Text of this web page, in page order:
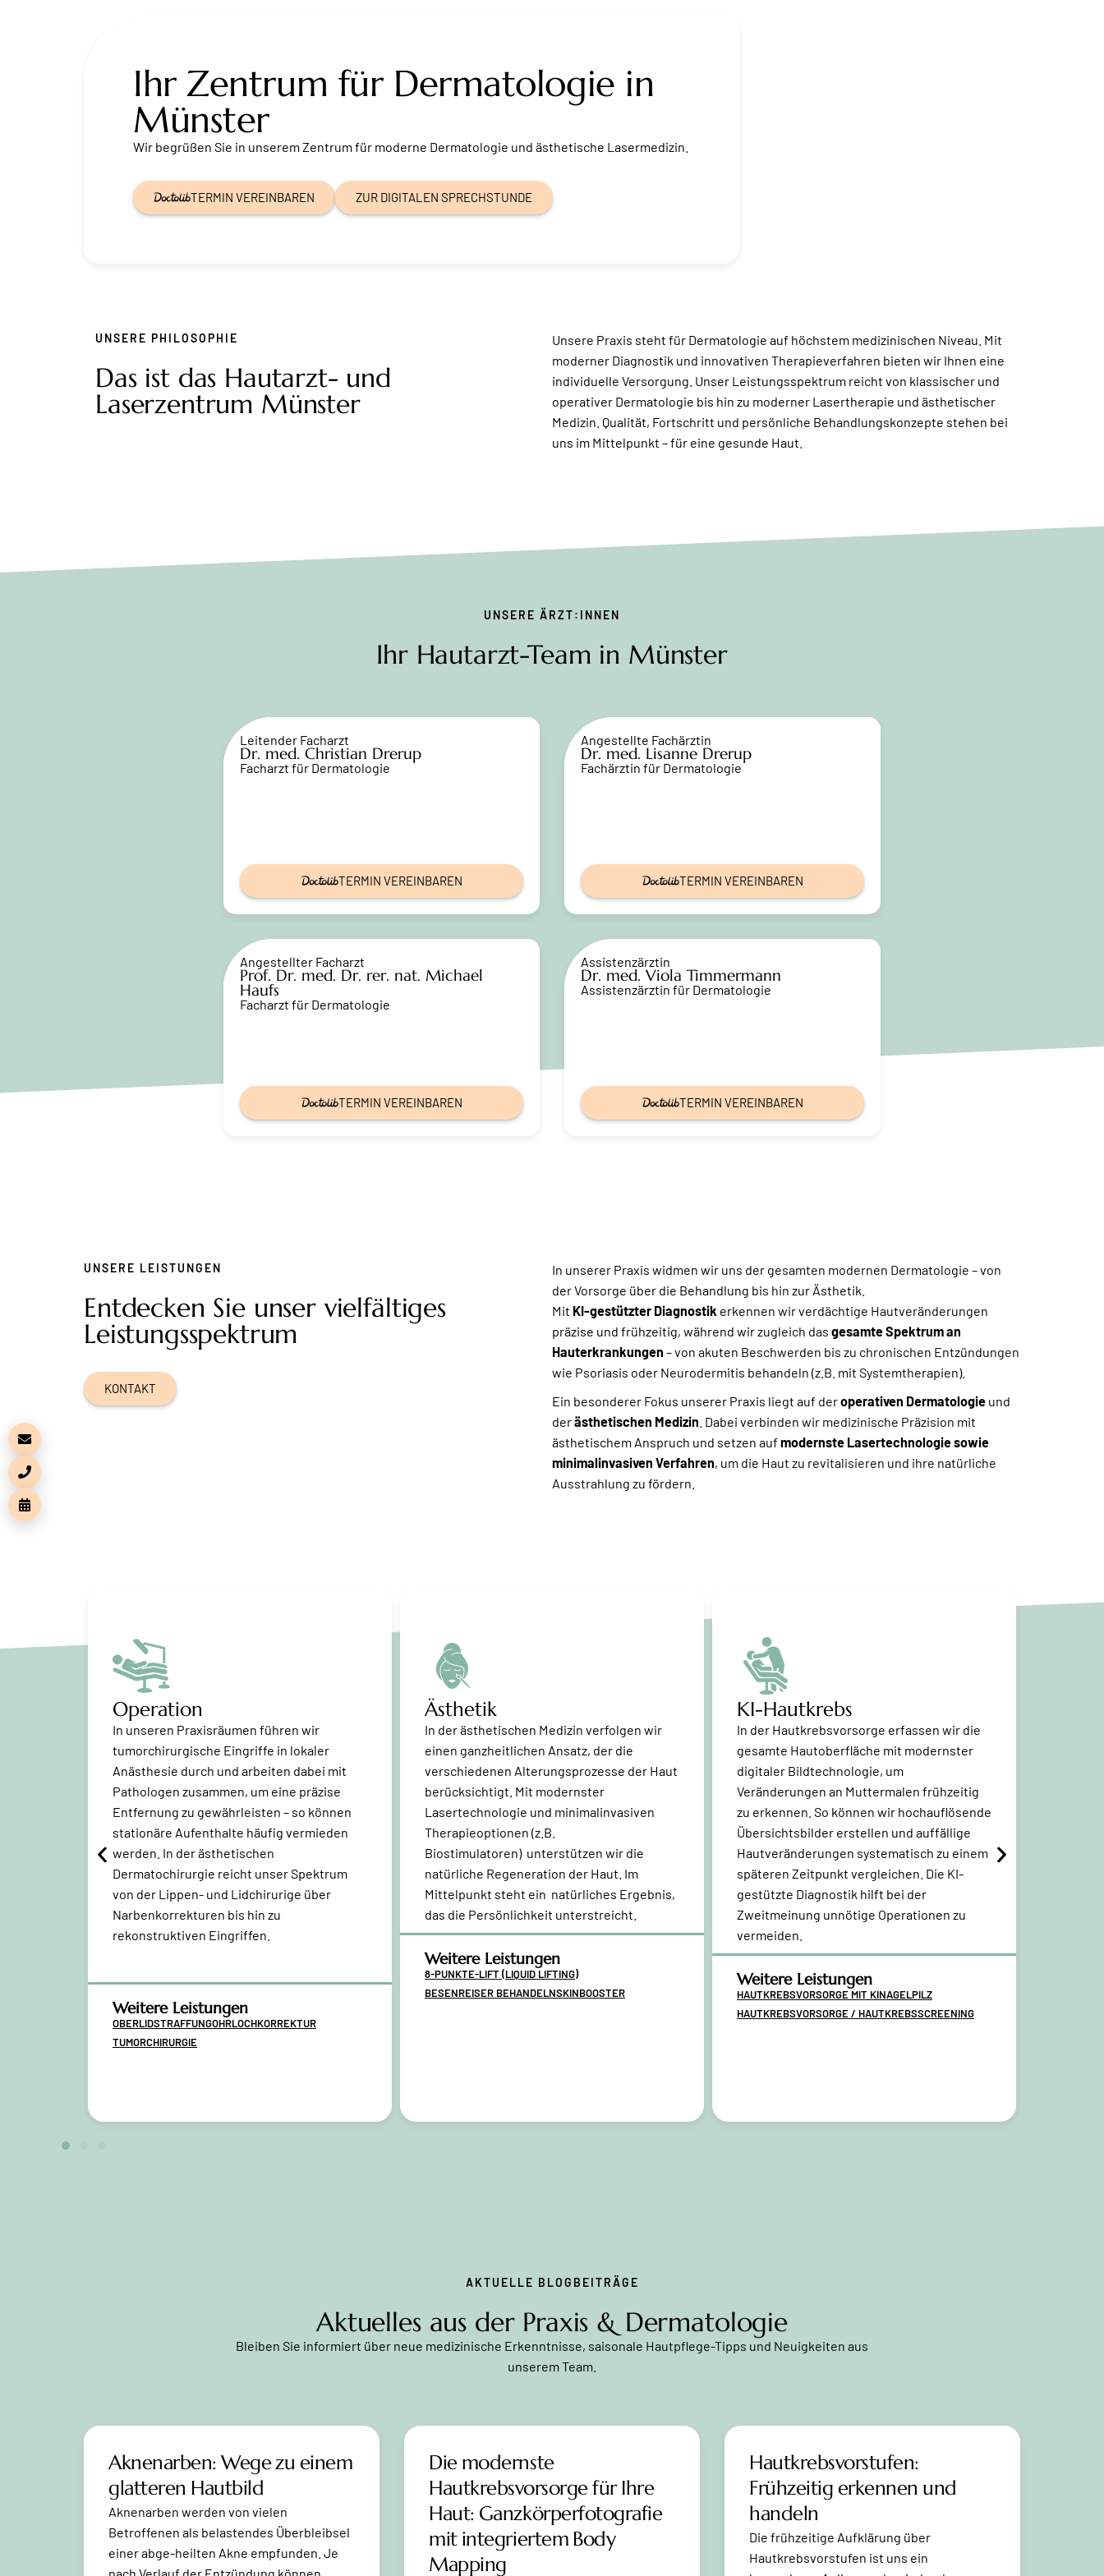
Ihr Zentrum für Dermatologie in
Münster
Wir begrüßen Sie in unserem Zentrum für moderne Dermatologie und ästhetische Lasermedizin.
TERMIN VEREINBAREN ZUR DIGITALEN SPRECHSTUNDE
UNSERE PHILOSOPHIE
Das ist das Hautarzt- und
Laserzentrum Münster
Unsere Praxis steht für Dermatologie auf höchstem medizinischen Niveau. Mit
moderner Diagnostik und innovativen Therapieverfahren bieten wir Ihnen eine
individuelle Versorgung. Unser Leistungsspektrum reicht von klassischer und
operativer Dermatologie bis hin zu moderner Lasertherapie und ästhetischer
Medizin. Qualität, Fortschritt und persönliche Behandlungskonzepte stehen bei
uns im Mittelpunkt – für eine gesunde Haut.
UNSERE ÄRZT:INNEN
Ihr Hautarzt-Team in Münster
TERMIN VEREINBAREN
Leitender Facharzt
Dr. med. Christian Drerup
Facharzt für Dermatologie
TERMIN VEREINBAREN
Angestellte Fachärztin
Dr. med. Lisanne Drerup
Fachärztin für Dermatologie
TERMIN VEREINBAREN
Angestellter Facharzt
Prof. Dr. med. Dr. rer. nat. Michael
Haufs
Facharzt für Dermatologie
TERMIN VEREINBAREN
Assistenzärztin
Dr. med. Viola Timmermann
Assistenzärztin für Dermatologie
UNSERE LEISTUNGEN
Entdecken Sie unser vielfältiges
Leistungsspektrum
KONTAKT
In unserer Praxis widmen wir uns der gesamten modernen Dermatologie – von
der Vorsorge über die Behandlung bis hin zur Ästhetik.
Mit KI-gestützter Diagnostik erkennen wir verdächtige Hautveränderungen
präzise und frühzeitig, während wir zugleich das gesamte Spektruman
Hauterkrankungen – von akuten Beschwerden bis zu chronischen Entzündungen
wie Psoriasis oder Neurodermitis behandeln (z.B. mit Systemtherapien).
Ein besonderer Fokus unserer Praxis liegt auf deroperativen Dermatologie und
derästhetischen Medizin . Dabei verbinden wir medizinische Präzision mit
ästhetischem Anspruch und setzen auf modernste Lasertechnologie sowie
minimalinvasiven Verfahren, um die Haut zu revitalisieren und ihre natürliche
Ausstrahlung zu fördern.
Operation
In unseren Praxisräumen führen wir
tumorchirurgische Eingriffe in lokaler
Anästhesie durch und arbeiten dabei mit
Pathologen zusammen, um eine präzise
Entfernung zu gewährleisten – so können
stationäre Aufenthalte häufig vermieden
werden. In der ästhetischen
Dermatochirurgie reicht unser Spektrum
von der Lippen- und Lidchirurige über
Narbenkorrekturen bis hin zu
rekonstruktiven Eingriffen.
Weitere Leistungen
OBERLIDSTRAFFUNGOHRLOCHKORREKTUR
TUMORCHIRURGIE
Ästhetik
In der ästhetischen Medizin verfolgen wir
einen ganzheitlichen Ansatz, der die
verschiedenen Alterungsprozesse der Haut
berücksichtigt. Mit modernster
Lasertechnologie und minimalinvasiven
Therapieoptionen (z.B.
Biostimulatoren) unterstützen wir die
natürliche Regeneration der Haut. Im
Mittelpunkt steht ein natürliches Ergebnis,
das die Persönlichkeit unterstreicht.
Weitere Leistungen
8-PUNKTE-LIFT (LIQUID LIFTING)
BESENREISER BEHANDELNSKINBOOSTER
KI-Hautkrebs
In der Hautkrebsvorsorge erfassen wir die
gesamte Hautoberfläche mit modernster
digitaler Bildtechnologie, um
Veränderungen an Muttermalen frühzeitig
zu erkennen. So können wir hochauflösende
Übersichtsbilder erstellen und auffällige
Hautveränderungen systematisch zu einem
späteren Zeitpunkt vergleichen. Die KI-
gestützte Diagnostik hilft bei der
Zweitmeinung unnötige Operationen zu
vermeiden.
Weitere Leistungen
HAUTKREBSVORSORGE MIT KINAGELPILZ
HAUTKREBSVORSORGE / HAUTKREBSSCREENING
AKTUELLE BLOGBEITRÄGE
Aktuelles aus der Praxis & Dermatologie
Bleiben Sie informiert über neue medizinische Erkenntnisse, saisonale Hautpflege-Tipps und Neuigkeiten aus
unserem Team.
Aknenarben: Wege zu einem
glatteren Hautbild
Aknenarben werden von vielen
Betroffenen als belastendes Überbleibsel
einer abge-heilten Akne empfunden. Je
nach Verlauf der Entzündung können
Die modernste
Hautkrebsvorsorge für Ihre
Haut: Ganzkörperfotografie
mit integriertem Body
Mapping
Hautkrebsvorstufen:
Frühzeitig erkennen und
handeln
Die frühzeitige Aufklärung über
Hautkrebsvorstufen ist uns ein